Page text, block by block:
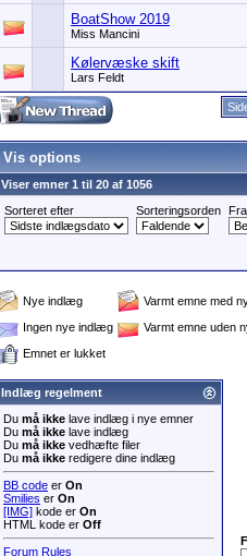
BoatShow 2019
Miss Mancini
Kølervæske skift
Lars Feldt
Vis options
Viser emner 1 til 20 af 1056
Sorteret efter
Sorteringsorden
Nye indlæg
Varmt emne med
Ingen nye indlæg
Varmt emne uden
Emnet er lukket
Indlæg regelment
Du må ikke lave indlæg i nye emner
Du må ikke lave indlæg
Du må ikke vedhæfte filer
Du må ikke redigere dine indlæg
BB code er On
Smilies er On
[IMG] kode er On
HTML kode er Off
Forum Rules